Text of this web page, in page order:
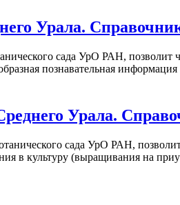
Урала.
сада УрО РАН,
познавательная информация
Урала.
сада УрО РАН,
в культуру (выращивания на